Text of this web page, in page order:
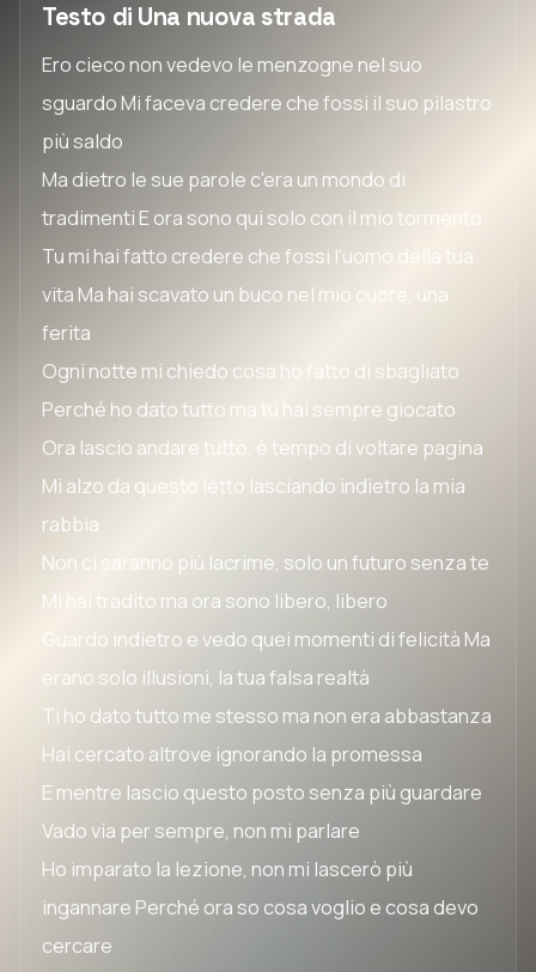
Testo di Una nuova strada
Ero cieco non vedevo le menzogne nel suo
sguardo Mi faceva credere che fossi il suo pilastro
più saldo
Ma dietro le sue parole c'era un mondo di
tradimenti E ora sono qui solo con il mio tormento
Tu mi hai fatto credere che fossi l'uomo della tua
vita Ma hai scavato un buco nel mio cuore, una
ferita
Ogni notte mi chiedo cosa ho fatto di sbagliato
Perché ho dato tutto ma tu hai sempre giocato
Ora lascio andare tutto, è tempo di voltare pagina
Mi alzo da questo letto lasciando indietro la mia
rabbia
Non ci saranno più lacrime, solo un futuro senza te
Mi hai tradito ma ora sono libero, libero
Guardo indietro e vedo quei momenti di felicità Ma
erano solo illusioni, la tua falsa realtà
Ti ho dato tutto me stesso ma non era abbastanza
Hai cercato altrove ignorando la promessa
E mentre lascio questo posto senza più guardare
Vado via per sempre, non mi parlare
Ho imparato la lezione, non mi lascerò più
ingannare Perché ora so cosa voglio e cosa devo
cercare